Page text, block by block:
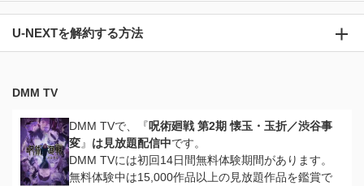
U-NEXTを解約する方法
DMM TV
DMM TVで、『呪術廻戦 第2期 懐玉・玉折／渋谷事
変』 は見放題配信中です。
DMM TVには初回14日間無料体験期間があります。
無料体験中は15,000作品以上の見放題作品を鑑賞で